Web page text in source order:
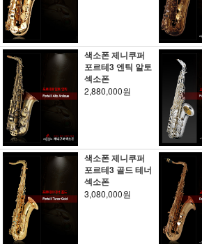
색소폰 제니쿠퍼
포르테3 엔틱 알토
섹소폰
2,880,000원
색소폰 제니쿠퍼
포르테3 골드 테너
섹소폰
3,080,000원